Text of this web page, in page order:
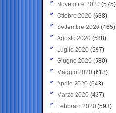
Novembre 2020 (575)
Ottobre 2020 (638)
Settembre 2020(465)
Agosto 2020 (588)
Luglio 2020 (597)
Giugno 2020 (580)
Maggio 2020 (618)
Aprile 2020 (643)
Marzo 2020 (437)
Febbraio 2020 (593)